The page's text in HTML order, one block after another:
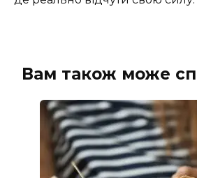
Вам також може